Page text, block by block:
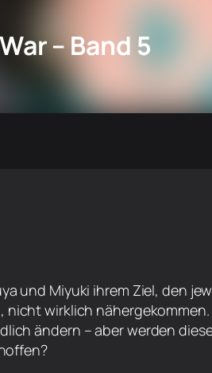
– Band 5
und Miyuki ihrem Ziel, den
wirklich nähergekommen.
ändern – aber werden